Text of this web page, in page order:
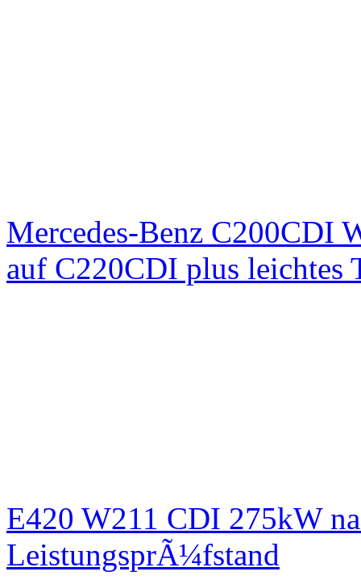
Mercedes-Benz C200CDI
auf C220CDI plus
E420 W211 CDI 275kW
LeistungsprÃ¼fstand